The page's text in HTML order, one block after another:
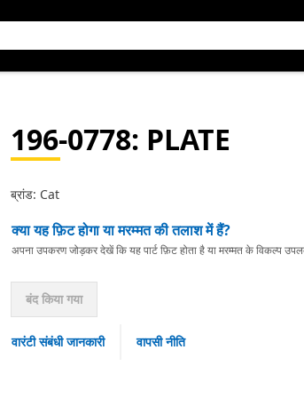
196-0778: PLATE
ब्रांड: Cat
क्या यह फ़िट होगा या मरम्मत की तलाश में हैं?
अपना उपकरण जोड़कर देखें कि यह पार्ट फ़िट होता है या मरम्मत के विकल्प
बंद किया गया
वारंटी संबंधी जानकारी वापसी नीति